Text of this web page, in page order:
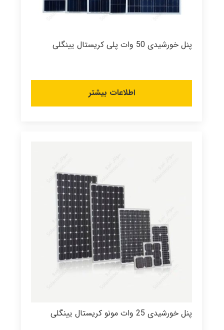
پنل خورشیدی 50 وات پلی کریستال یینگلی
اطلاعات بیشتر
پنل خورشیدی 25 وات مونو کریستال یینگلی